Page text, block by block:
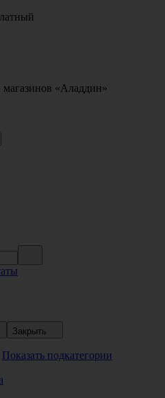
«Аладдин»
Закрыть
Показать подкатегории